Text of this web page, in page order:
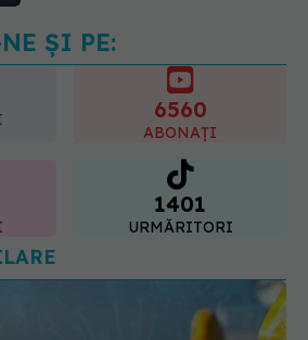
ȘI PE:
6560
ABONAȚI
1401
URMĂRITORI